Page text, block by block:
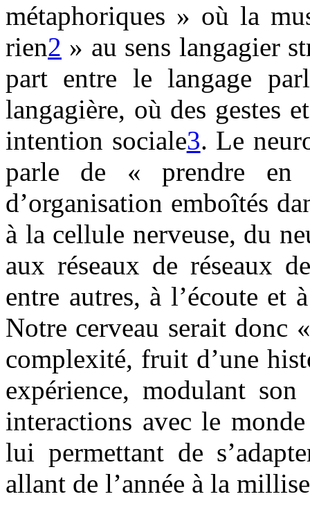
métaphoriques » où la
rien2 » au sens langagier
part entre le langage
langagière, où des gestes
intention sociale3. Le
parle de « prendre en
d’organisation emboîtés
à la cellule nerveuse, du
aux réseaux de réseaux
entre autres, à l’écoute et
Notre cerveau serait donc
complexité, fruit d’une
expérience, modulant
interactions avec le
lui permettant de
allant de l’année à la